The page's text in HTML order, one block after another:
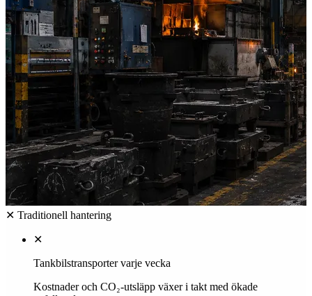
Helios lösning
Behandling på plats
Behandla avfallet där det uppstår
✓
Minskade CO₂-utsläpp
Minska era CO₂-utsläpp med upp till 75%
✓
Upp till 90% volymreduktion
Minskar drastiskt avfallsvolymerna